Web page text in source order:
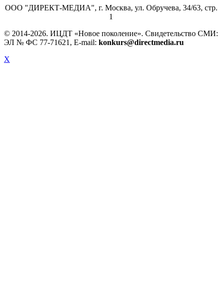
ООО "ДИРЕКТ-МЕДИА", г. Москва, ул. Обручева, 34/63, стр.
1
© 2014-2026. ИЦДТ «Новое поколение». Свидетельство СМИ:
ЭЛ № ФС 77-71621, E-mail: konkurs@directmedia.ru
X